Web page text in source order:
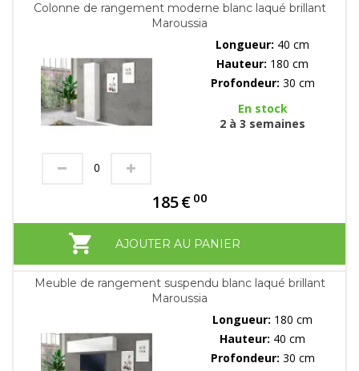
Colonne de rangement moderne blanc laqué brillant
Maroussia
Longueur: 40 cm
Hauteur: 180 cm
Profondeur: 30 cm
En stock
2 à 3 semaines
185€ 00
AJOUTER AU PANIER
Meuble de rangement suspendu blanc laqué brillant
Maroussia
Longueur: 180 cm
Hauteur: 40 cm
Profondeur: 30 cm